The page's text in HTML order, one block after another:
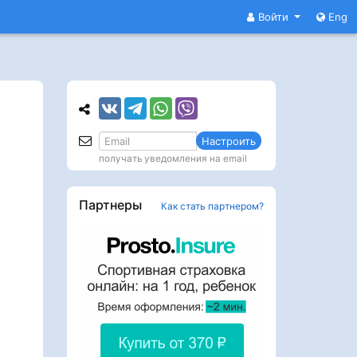
Войти Eng
Настроить
получать уведомления на email
Партнеры Как стать партнером?